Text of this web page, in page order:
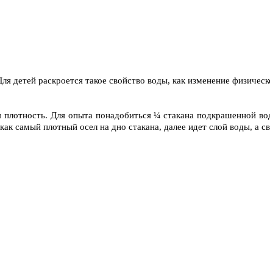
детей раскроется такое свойство воды, как изменение
Для опыта понадобиться ¼ стакана подкрашенной
самый плотный осел на дно стакана, далее идет слой воды, а